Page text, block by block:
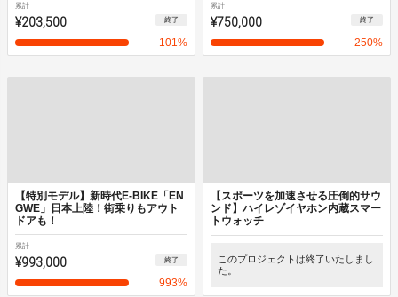
累計
¥203,500 終了
101%
累計
¥750,000 終了
250%
【特別モデル】新時代E-BIKE「EN
GWE」日本上陸！街乗りもアウト
ドアも！
累計
¥993,000 終了
993%
【スポーツを加速させる圧倒的サウ
ンド】ハイレゾイヤホン内蔵スマー
トウォッチ
このプロジェクトは終了いたしまし
た。